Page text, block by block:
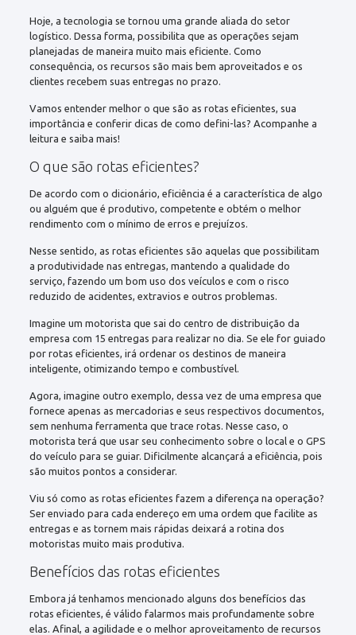
Hoje, a tecnologia se tornou uma grande aliada do setor
logístico. Dessa forma, possibilita que as operações sejam
planejadas de maneira muito mais eficiente. Como
consequência, os recursos são mais bem aproveitados e os
clientes recebem suas entregas no prazo.
Vamos entender melhor o que são as rotas eficientes, sua
importância e conferir dicas de como defini-las? Acompanhe a
leitura e saiba mais!
O que são rotas eficientes?
De acordo com o dicionário, eficiência é a característica de algo
ou alguém que é produtivo, competente e obtém o melhor
rendimento com o mínimo de erros e prejuízos.
Nesse sentido, as rotas eficientes são aquelas que possibilitam
a produtividade nas entregas, mantendo a qualidade do
serviço, fazendo um bom uso dos veículos e com o risco
reduzido de acidentes, extravios e outros problemas.
Imagine um motorista que sai do centro de distribuição da
empresa com 15 entregas para realizar no dia. Se ele for guiado
por rotas eficientes, irá ordenar os destinos de maneira
inteligente, otimizando tempo e combustível.
Agora, imagine outro exemplo, dessa vez de uma empresa que
fornece apenas as mercadorias e seus respectivos documentos,
sem nenhuma ferramenta que trace rotas. Nesse caso, o
motorista terá que usar seu conhecimento sobre o local e o GPS
do veículo para se guiar. Dificilmente alcançará a eficiência, pois
são muitos pontos a considerar.
Viu só como as rotas eficientes fazem a diferença na operação?
Ser enviado para cada endereço em uma ordem que facilite as
entregas e as tornem mais rápidas deixará a rotina dos
motoristas muito mais produtiva.
Benefícios das rotas eficientes
Embora já tenhamos mencionado alguns dos benefícios das
rotas eficientes, é válido falarmos mais profundamente sobre
elas. Afinal, a agilidade e o melhor aproveitamento de recursos